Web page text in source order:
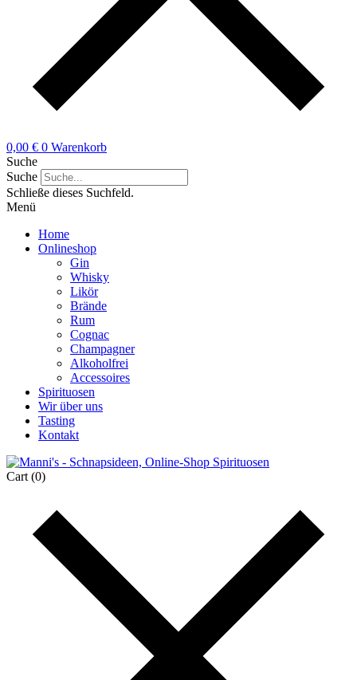
0,00 € 0 Warenkorb
Suche
Suche
Schließe dieses Suchfeld.
Menü
Home
Onlineshop
Gin
Whisky
Likör
Brände
Rum
Cognac
Champagner
Alkoholfrei
Accessoires
Spirituosen
Wir über uns
Tasting
Kontakt
Cart (0)